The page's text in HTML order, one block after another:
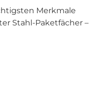
Merkmale
Stahl-Paketfächer –
Design.
Sicherheit und